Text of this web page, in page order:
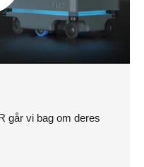
går vi bag om deres